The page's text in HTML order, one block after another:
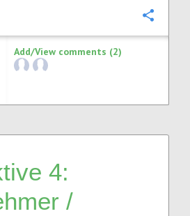
Add/View comments (2)
4:
/